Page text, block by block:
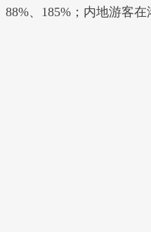
88%、185%；内地游客